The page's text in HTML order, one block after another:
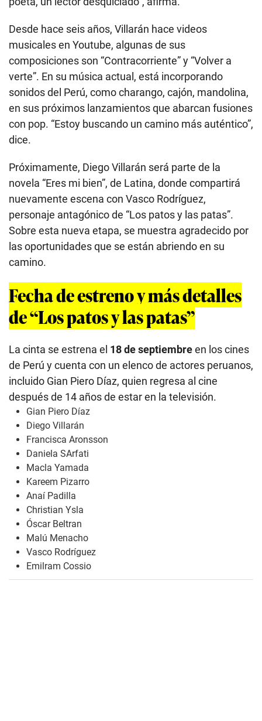
Desde hace seis años, Villarán hace videos
musicales en Youtube, algunas de sus
composiciones son “Contracorriente” y “Volver a
verte”. En su música actual, está incorporando
sonidos del Perú, como charango, cajón, mandolina,
en sus próximos lanzamientos que abarcan fusiones
con pop. “Estoy buscando un camino más auténtico”,
dice.
Próximamente, Diego Villarán será parte de la
novela “Eres mi bien”, de Latina, donde compartirá
nuevamente escena con Vasco Rodríguez,
personaje antagónico de “Los patos y las patas”.
Sobre esta nueva etapa, se muestra agradecido por
las oportunidades que se están abriendo en su
camino.
Fecha de estreno y más detalles
de “Los patos y las patas”
La cinta se estrena el 18 de septiembreen los cines
de Perú y cuenta con un elenco de actores peruanos,
incluido Gian Piero Díaz, quien regresa al cine
después de 14 años de estar en la televisión.
Gian Piero Díaz
Diego Villarán
Francisca Aronsson
Daniela SArfati
Macla Yamada
Kareem Pizarro
Anaí Padilla
Christian Ysla
Óscar Beltran
Malú Menacho
Vasco Rodríguez
Emilram Cossio